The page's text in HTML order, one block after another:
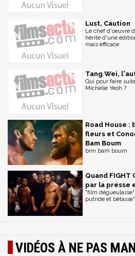
Lust, Caution
Le chef d'oeuvre
hérite d'une
mais efficace
Tang Wei,
Qui pour faire
Michelle Yeoh ?
Road House :
fleurs et
Bam Boum
bim bam boum
Quand FIGHT
par la presse
"film
putride et bêtasse"
VIDÉOS À NE PAS